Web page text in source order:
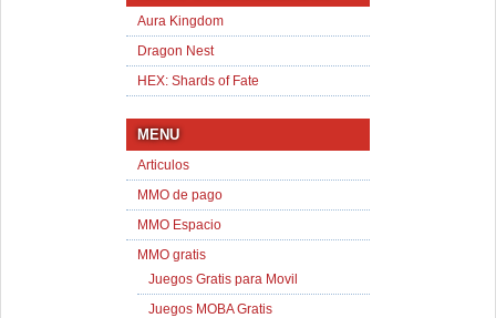
Aura Kingdom
Dragon Nest
HEX: Shards of Fate
MENU
Articulos
MMO de pago
MMO Espacio
MMO gratis
Juegos Gratis para Movil
Juegos MOBA Gratis